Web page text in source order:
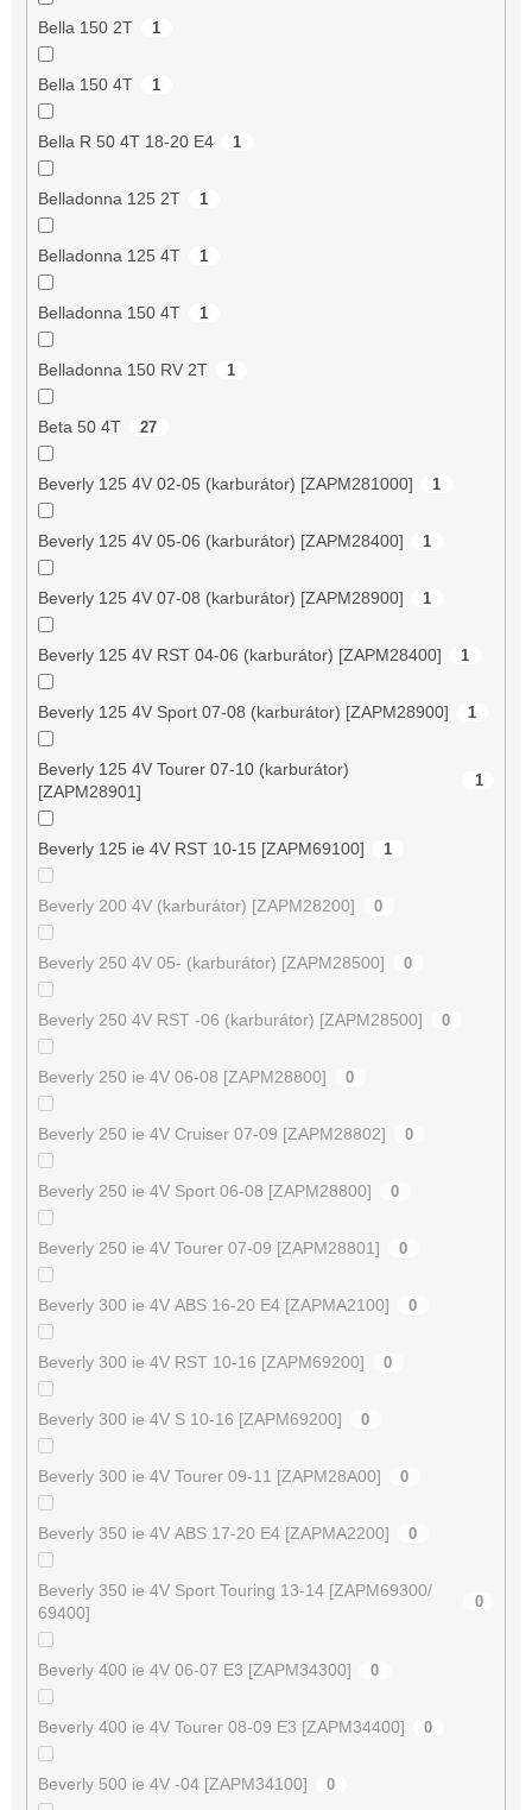
Bella 150 2T 1
Bella 150 4T 1
Bella R 50 4T 18-20 E4 1
Belladonna 125 2T 1
Belladonna 125 4T 1
Belladonna 150 4T 1
Belladonna 150 RV 2T 1
Beta 50 4T 27
Beverly 125 4V 02-05 (karburátor) [ZAPM281000] 1
Beverly 125 4V 05-06 (karburátor) [ZAPM28400] 1
Beverly 125 4V 07-08 (karburátor) [ZAPM28900] 1
Beverly 125 4V RST 04-06 (karburátor) [ZAPM28400] 1
Beverly 125 4V Sport 07-08 (karburátor) [ZAPM28900] 1
Beverly 125 4V Tourer 07-10 (karburátor)
[ZAPM28901]
1
Beverly 125 ie 4V RST 10-15 [ZAPM69100] 1
Beverly 200 4V (karburátor) [ZAPM28200] 0
Beverly 250 4V 05- (karburátor) [ZAPM28500] 0
Beverly 250 4V RST -06 (karburátor) [ZAPM28500] 0
Beverly 250 ie 4V 06-08 [ZAPM28800] 0
Beverly 250 ie 4V Cruiser 07-09 [ZAPM28802] 0
Beverly 250 ie 4V Sport 06-08 [ZAPM28800] 0
Beverly 250 ie 4V Tourer 07-09 [ZAPM28801] 0
Beverly 300 ie 4V ABS 16-20 E4 [ZAPMA2100] 0
Beverly 300 ie 4V RST 10-16 [ZAPM69200] 0
Beverly 300 ie 4V S 10-16 [ZAPM69200] 0
Beverly 300 ie 4V Tourer 09-11 [ZAPM28A00] 0
Beverly 350 ie 4V ABS 17-20 E4 [ZAPMA2200] 0
Beverly 350 ie 4V Sport Touring 13-14 [ZAPM69300/
69400]
0
Beverly 400 ie 4V 06-07 E3 [ZAPM34300] 0
Beverly 400 ie 4V Tourer 08-09 E3 [ZAPM34400] 0
Beverly 500 ie 4V -04 [ZAPM34100] 0